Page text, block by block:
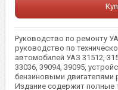
Руководство по ремонту
руководство по
автомобилей УАЗ 31512,
33036, 39094, 39095,
бензиновыми двигателями
Издание содержит полные